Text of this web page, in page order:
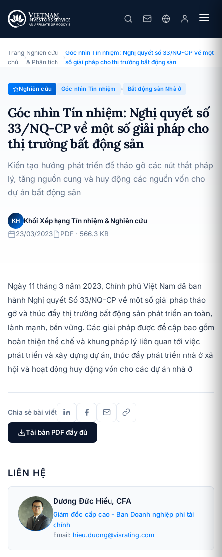
Góc nhìn Tín nhiệm: Nghị quyết số 33/NQ-CP về một số giải pháp cho thị trường bất động sản
Chuyên đề · Góc nhìn Tín nhiệm · 23/03/2023
Trang
chủ
›
Nghiên cứu
& Phân tích
›
Góc nhìn Tín nhiệm: Nghị quyết số 33/NQ-CP về một
số giải pháp cho thị trường bất động sản
Nghiên cứu Góc nhìn Tín nhiệm Bất động sản Nhà ở
Góc nhìn Tín nhiệm: Nghị quyết số
33/NQ-CP về một số giải pháp cho
thị trường bất động sản
Kiến tạo hướng phát triển để tháo gỡ các nút thắt pháp
lý, tăng nguồn cung và huy động các nguồn vốn cho
dự án bất động sản
KH
Khối Xếp hạng Tín nhiệm & Nghiên cứu
23/03/2023
PDF · 566.3 KB
Ngày 11 tháng 3 năm 2023, Chính phủ Việt Nam đã ban
hành Nghị quyết Số 33/NQ-CP về một số giải pháp tháo
gỡ và thúc đẩy thị trường bất động sản phát triển an toàn,
lành mạnh, bền vững. Các giải pháp được đề cập bao gồm
hoàn thiện thể chế và khung pháp lý liên quan tới việc
phát triển và xây dựng dự án, thúc đẩy phát triển nhà ở xã
hội và hoạt động huy động vốn cho các dự án nhà ở
Chia sẻ bài viết
Tải bản PDF đầy đủ
LIÊN HỆ
Dương Đức Hiếu, CFA
Giám đốc cấp cao - Ban Doanh nghiệp phi tài
chính
Email: hieu.duong@visrating.com